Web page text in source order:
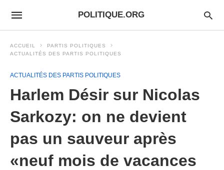
POLITIQUE.ORG
ACCUEIL
PARTIS POLITIQUES
ACTUALITÉS DES PARTIS POLITIQUES
ACTUALITÉS DES PARTIS POLITIQUES
Harlem Désir sur Nicolas
Sarkozy: on ne devient
pas un sauveur après
«neuf mois de vacances